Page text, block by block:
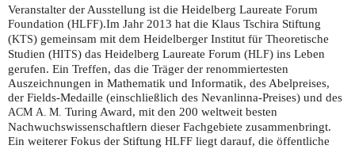
Veranstalter der Ausstellung ist die Heidelberg Laureate Forum
Foundation (HLFF).Im Jahr 2013 hat die Klaus Tschira Stiftung
(KTS) gemeinsam mit dem Heidelberger Institut für Theoretische
Studien (HITS) das Heidelberg Laureate Forum (HLF) ins Leben
gerufen. Ein Treffen, das die Träger der renommiertesten
Auszeichnungen in Mathematik und Informatik, des Abelpreises,
der Fields-Medaille (einschließlich des Nevanlinna-Preises) und des
ACM A. M. Turing Award, mit den 200 weltweit besten
Nachwuchswissenschaftlern dieser Fachgebiete zusammenbringt.
Ein weiterer Fokus der Stiftung HLFF liegt darauf, die öffentliche